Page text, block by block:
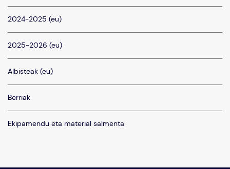
2024-2025 (eu)
2025-2026 (eu)
Albisteak (eu)
Berriak
Ekipamendu eta material salmenta